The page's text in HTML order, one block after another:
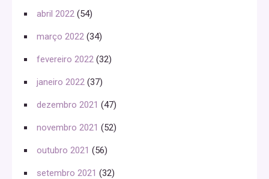
abril 2022 (54)
março 2022 (34)
fevereiro 2022 (32)
janeiro 2022 (37)
dezembro 2021 (47)
novembro 2021 (52)
outubro 2021 (56)
setembro 2021 (32)